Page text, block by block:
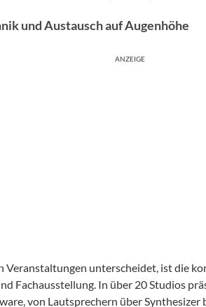
und Austausch auf Augenhöhe
ANZEIGE
Veranstaltungen unterscheidet, ist die
Fachausstellung. In über 20 Studios
von Lautsprechern über Synthesizer